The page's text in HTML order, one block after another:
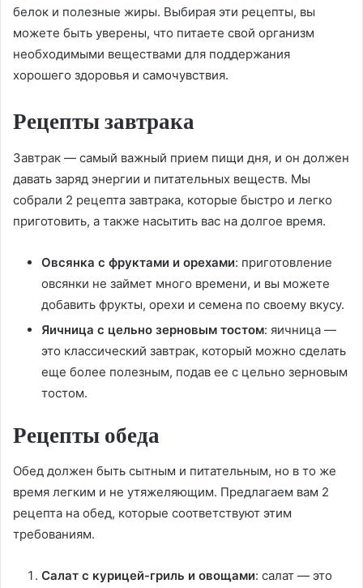
белок и полезные жиры. Выбирая эти рецепты, вы
можете быть уверены, что питаете свой организм
необходимыми веществами для поддержания
хорошего здоровья и самочувствия.
Рецепты завтрака
Завтрак — самый важный прием пищи дня, и он должен
давать заряд энергии и питательных веществ. Мы
собрали 2 рецепта завтрака, которые быстро и легко
приготовить, а также насытить вас на долгое время.
Овсянка с фруктами и орехами: приготовление
овсянки не займет много времени, и вы можете
добавить фрукты, орехи и семена по своему вкусу.
Яичница с цельно зерновым тостом: яичница —
это классический завтрак, который можно сделать
еще более полезным, подав ее с цельно зерновым
тостом.
Рецепты обеда
Обед должен быть сытным и питательным, но в то же
время легким и не утяжеляющим. Предлагаем вам 2
рецепта на обед, которые соответствуют этим
требованиям.
Салат с курицей-гриль и овощами: салат — это